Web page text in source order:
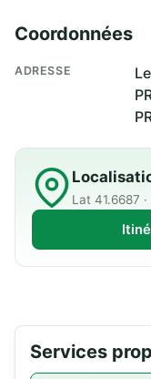
Coordonnées
ADRESSE
Lat 41.6687
Services